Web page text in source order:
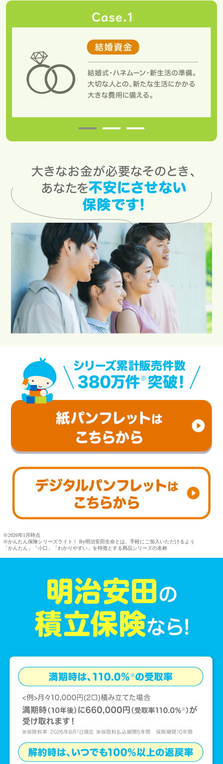
※2026年1月時点
※かんたん保険シリーズライト！ By明治安田生命とは、手軽にご加入いただけるよう
「かんたん」「小口」「わかりやすい」を特徴とする商品シリーズの名称